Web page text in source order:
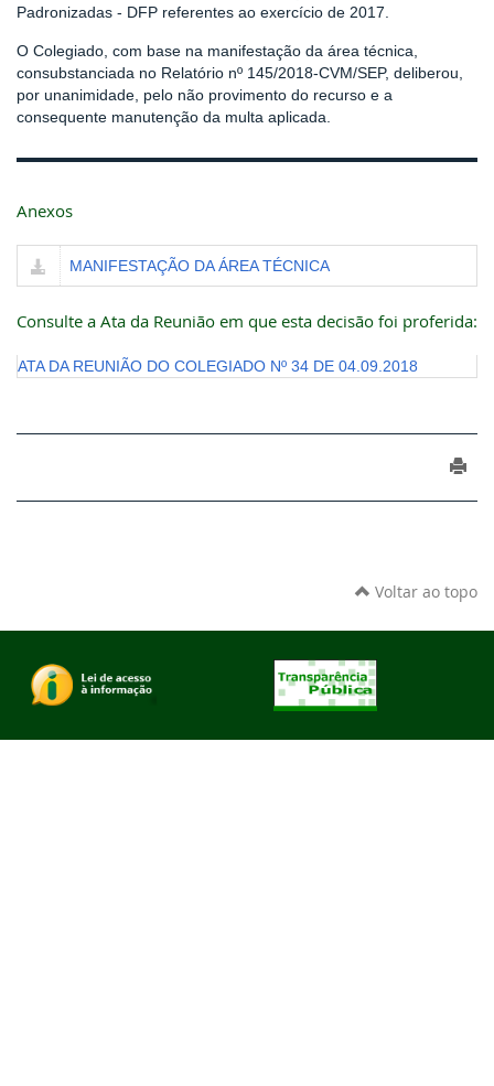
Padronizadas - DFP referentes ao exercício de 2017.
O Colegiado, com base na manifestação da área técnica,
consubstanciada no Relatório nº 145/2018-CVM/SEP, deliberou,
por unanimidade, pelo não provimento do recurso e a
consequente manutenção da multa aplicada.
Anexos
MANIFESTAÇÃO DA ÁREA TÉCNICA
Consulte a Ata da Reunião em que esta decisão foi proferida:
ATA DA REUNIÃO DO COLEGIADO Nº 34 DE 04.09.2018
Voltar ao topo